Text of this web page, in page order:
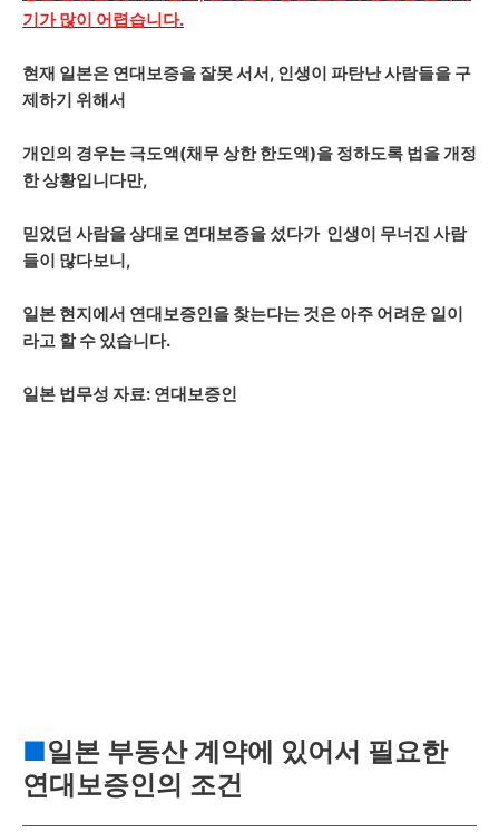
기가 많이 어렵습니다.
현재 일본은 연대보증을 잘못 서서, 인생이 파탄난 사람들을 구
제하기 위해서
개인의 경우는 극도액(채무 상한 한도액)을 정하도록 법을 개정
한 상황입니다만,
믿었던 사람을 상대로 연대보증을 섰다가 인생이 무너진 사람
들이 많다보니,
일본 현지에서 연대보증인을 찾는다는 것은 아주 어려운 일이
라고 할 수 있습니다.
일본 법무성 자료: 연대보증인
■일본 부동산 계약에 있어서 필요한
연대보증인의 조건